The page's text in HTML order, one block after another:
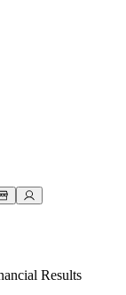
ゲームを構築
びレビューする
Results